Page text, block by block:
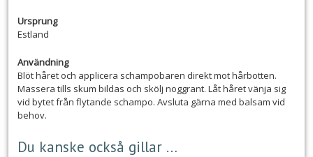
Ursprung
Estland
Användning
Blöt håret och applicera schampobaren direkt mot hårbotten.
Massera tills skum bildas och skölj noggrant. Låt håret vänja sig
vid bytet från flytande schampo. Avsluta gärna med balsam vid
behov.
Du kanske också gillar …